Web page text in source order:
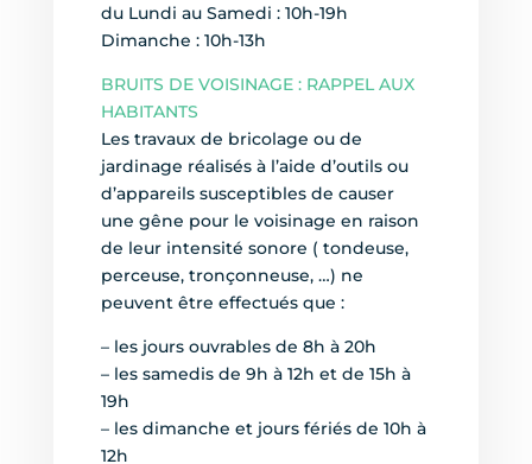
du Lundi au Samedi : 10h-19h
Dimanche : 10h-13h
BRUITS DE VOISINAGE : RAPPEL AUX
HABITANTS
Les travaux de bricolage ou de
jardinage réalisés à l’aide d’outils ou
d’appareils susceptibles de causer
une gêne pour le voisinage en raison
de leur intensité sonore ( tondeuse,
perceuse, tronçonneuse, …) ne
peuvent être effectués que :
– les jours ouvrables de 8h à 20h
– les samedis de 9h à 12h et de 15h à
19h
– les dimanche et jours fériés de 10h à
12h